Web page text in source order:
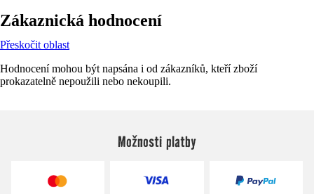
Zákaznická hodnocení
Přeskočit oblast
Hodnocení mohou být napsána i od zákazníků, kteří zboží
prokazatelně nepoužili nebo nekoupili.
Možnosti platby